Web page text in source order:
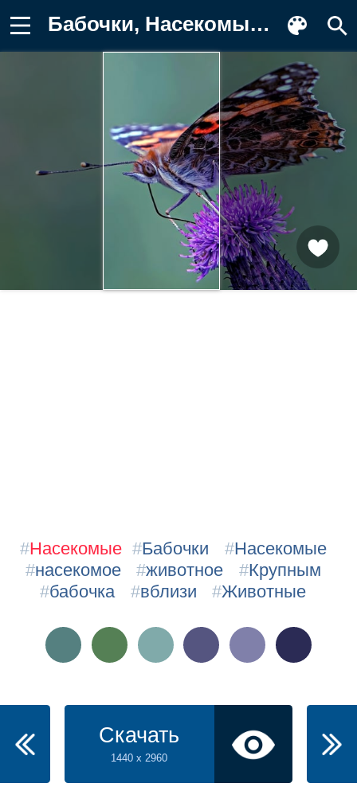
Бабочки, Насекомые, насекомое Фотография
#Насекомые #Бабочки #Насекомые
#насекомое #животное #Крупным
#бабочка #вблизи #Животные
Скачать
1440 x 2960